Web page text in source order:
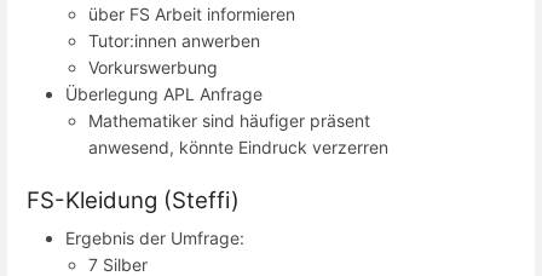
über FS Arbeit informieren
Tutor:innen anwerben
Vorkurswerbung
Überlegung APL Anfrage
Mathematiker sind häufiger präsent
anwesend, könnte Eindruck verzerren
FS-Kleidung (Steffi)
Ergebnis der Umfrage:
7 Silber